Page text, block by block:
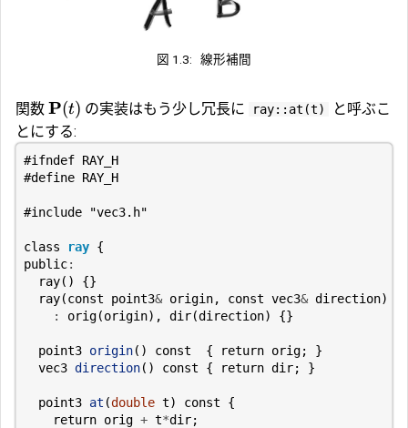
図 1.3: 線形補間
関数 P(t) の実装はもう少し冗長に ray::at(t)
と呼ぶこ
とにする:
#include "vec3.h"
class ray {
public:
ray()
{}
ray(const point3& origin, const vec3& direction)
:
orig(origin), dir(direction) {}
point3 origin() const { return orig;
}
vec3 direction() const { return dir; }
point3 at (double t) const
{
return orig + t*dir;